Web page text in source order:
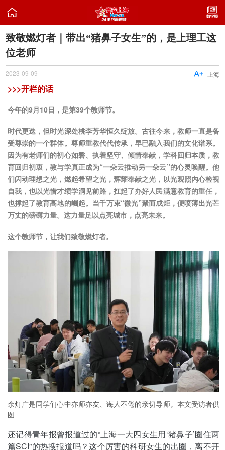

致敬燃灯者｜带出“猪鼻子女生”的，是上理工这
位老师
2023-09-09 上海

>>>开栏的话
今年的9月10日，是第39个教师节。
时代更迭，但时光深处桃李芳华恒久绽放。古往今来，教师一直是备
受尊崇的一个群体。尊师重教代代传承，早已融入我们的文化谱系。
因为有老师们的初心如磐、执着坚守、倾情奉献，学科回归本质，教
育回归初衷，教与学真正成为“一朵云推动另一朵云”的心灵唤醒。他
们闪动理想之光，燃起希望之光，辉耀奉献之光，以光观照内心检视
自我，也以光惜才绩学洞见前路，扛起了办好人民满意教育的重任，
也撑起了教育高地的崛起。当千万束“微光”聚而成炬，便喷薄出光芒
万丈的磅礴力量。这力量足以点亮城市，点亮未来。
这个教师节，让我们致敬燃灯者。
余灯广是同学们心中亦师亦友、诲人不倦的亲切导师。本文受访者供
图
还记得青年报曾报道过的“上海一大四女生用‘猪鼻子’圈住两
篇SCI”的热搜报道吗？这个厉害的科研女生的出圈，离不开